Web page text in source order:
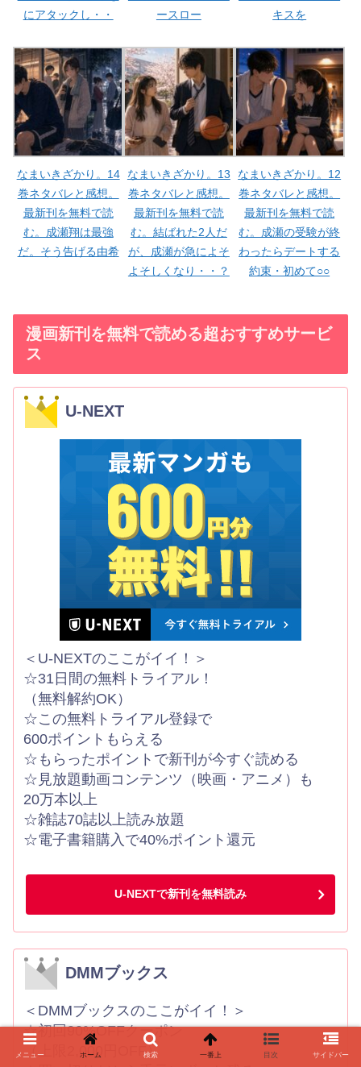
にアタックし・・
ースロー
キスを
なまいきざかり。14
巻ネタバレと感想。
最新刊を無料で読
む。成瀬翔は最強
だ。そう告げる由希
なまいきざかり。13
巻ネタバレと感想。
最新刊を無料で読
む。結ばれた2人だ
が、成瀬が急によそ
よそしくなり・・？
なまいきざかり。12
巻ネタバレと感想。
最新刊を無料で読
む。成瀬の受験が終
わったらデートする
約束・初めて○○
漫画新刊を無料で読める超おすすめサービ
ス
U-NEXT
＜U-NEXTのここがイイ！＞
☆31日間の無料トライアル！
（無料解約OK）
☆この無料トライアル登録で
600ポイントもらえる
☆もらったポイントで新刊が今すぐ読める
☆見放題動画コンテンツ（映画・アニメ）も
20万本以上
☆雑誌70誌以上読み放題
☆電子書籍購入で40%ポイント還元
U-NEXTで新刊を無料読み
DMMブックス
＜DMMブックスのここがイイ！＞
☆初回90%OFFクーポン
（上限2,000円OFF）
メニュー ホーム 検索 一番上 目次 サイドバー